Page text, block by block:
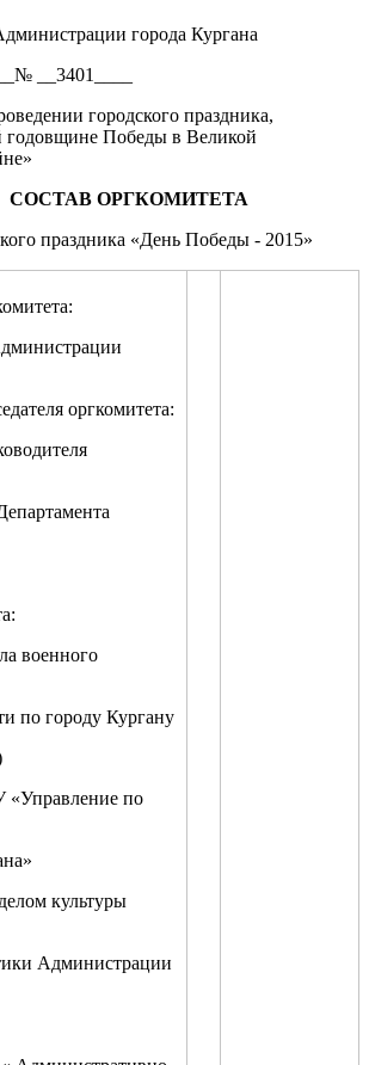
города Кургана
__3401____
городского праздника,
годовщине Победы в Великой
СОСТАВ ОРГКОМИТЕТА
праздника «День Победы - 2015»
оргкомитета:
военного
по городу Кургану
по
культуры
Администрации